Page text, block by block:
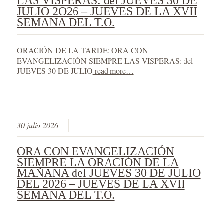
JULIO 2O26 – JUEVES DE LA XVII
SEMANA DEL T.O.
ORACIÓN DE LA TARDE: ORA CON
EVANGELIZACIÓN SIEMPRE LAS VISPERAS: del
JUEVES 30 DE JULIO read more…
30 julio 2026
ORA CON EVANGELIZACIÓN
SIEMPRE LA ORACIÓN DE LA
MAÑANA del JUEVES 30 DE JULIO
DEL 2026 – JUEVES DE LA XVII
SEMANA DEL T.O.